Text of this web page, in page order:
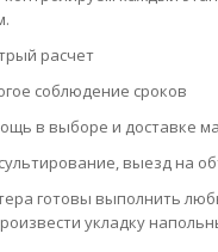
расчет
соблюдение сроков
в выборе и доставке
выезд на
готовы выполнить
укладку